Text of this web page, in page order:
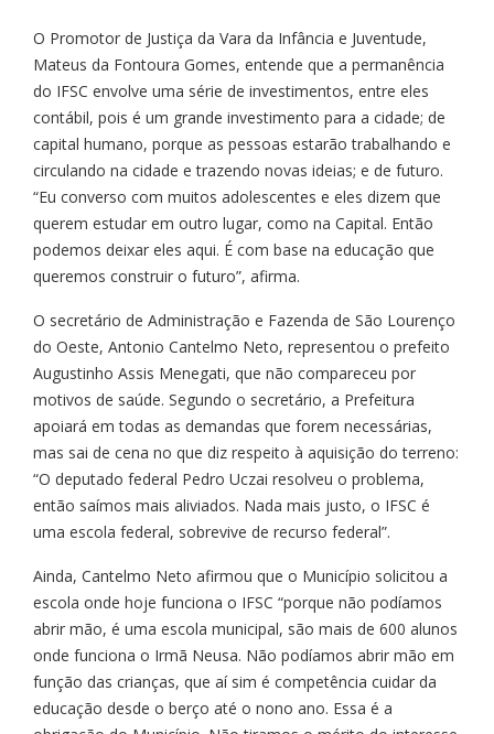
O Promotor de Justiça da Vara da Infância e Juventude,
Mateus da Fontoura Gomes, entende que a permanência
do IFSC envolve uma série de investimentos, entre eles
contábil, pois é um grande investimento para a cidade; de
capital humano, porque as pessoas estarão trabalhando e
circulando na cidade e trazendo novas ideias; e de futuro.
“Eu converso com muitos adolescentes e eles dizem que
querem estudar em outro lugar, como na Capital. Então
podemos deixar eles aqui. É com base na educação que
queremos construir o futuro”, afirma.
O secretário de Administração e Fazenda de São Lourenço
do Oeste, Antonio Cantelmo Neto, representou o prefeito
Augustinho Assis Menegati, que não compareceu por
motivos de saúde. Segundo o secretário, a Prefeitura
apoiará em todas as demandas que forem necessárias,
mas sai de cena no que diz respeito à aquisição do terreno:
“O deputado federal Pedro Uczai resolveu o problema,
então saímos mais aliviados. Nada mais justo, o IFSC é
uma escola federal, sobrevive de recurso federal”.
Ainda, Cantelmo Neto afirmou que o Município solicitou a
escola onde hoje funciona o IFSC “porque não podíamos
abrir mão, é uma escola municipal, são mais de 600 alunos
onde funciona o Irmã Neusa. Não podíamos abrir mão em
função das crianças, que aí sim é competência cuidar da
educação desde o berço até o nono ano. Essa é a